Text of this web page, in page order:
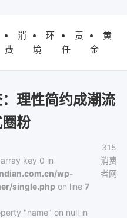
消
费
环
境
责
任
黄
金
理性简约成潮流
粉
key 0 in
wp-
single.php on line7
"name" on null in
315
消费
者网